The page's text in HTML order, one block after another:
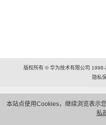
本站点使用Cookies，继续浏览表示
私
版权所有 © 华为技术有限公司
隐私